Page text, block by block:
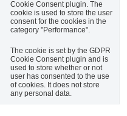
Cookie Consent plugin. The
cookie is used to store the user
consent for the cookies in the
category "Performance".
The cookie is set by the GDPR
Cookie Consent plugin and is
used to store whether or not
user has consented to the use
of cookies. It does not store
any personal data.